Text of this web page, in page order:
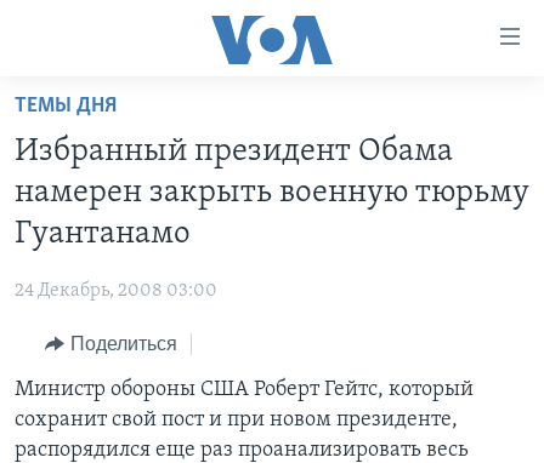
Перейти
основной
контент
Перейти
основной
навигации
Перейти
поиск
ГЛАВНОЕ
ПРОГРАММЫ
ИТОГИ
ПОЧЕМУ ЭТО ВАЖНО?
ДИСКУССИЯ VOA
ДЕТАЛИ
ПРОЕКТЫ
НАША АМЕРИКАНСКАЯ ИСТОРИЯ
А КАК В АМЕРИКЕ?
АРТЕФАКТЫ
АМЕРИКАНСКИЕ ГОРОДКИ
ИНТЕРВЬЮ
ФАКТЫ ПРОТИВ ФЕЙКОВ
ЗА СВОБОДУ ПРЕССЫ
УЧИМ АНГЛИЙСКИЙ
ТЕМЫ ДНЯ
Избранный президент Обама
намерен закрыть военную тюрьму
Гуантанамо
24 Декабрь, 2008 03:00
Поделиться
Министр обороны США Роберт Гейтс, который
сохранит свой пост и при новом президенте,
распорядился еще раз проанализировать весь